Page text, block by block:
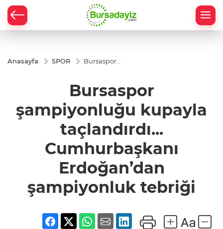
Anasayfa SPOR
Bursaspor
Cumhurbaşkanı
şampiyonluk
tebriği
Bursaspor
şampiyonluğu kupayla
taçlandırdı...
Cumhurbaşkanı
Erdoğan’dan
şampiyonluk tebriği